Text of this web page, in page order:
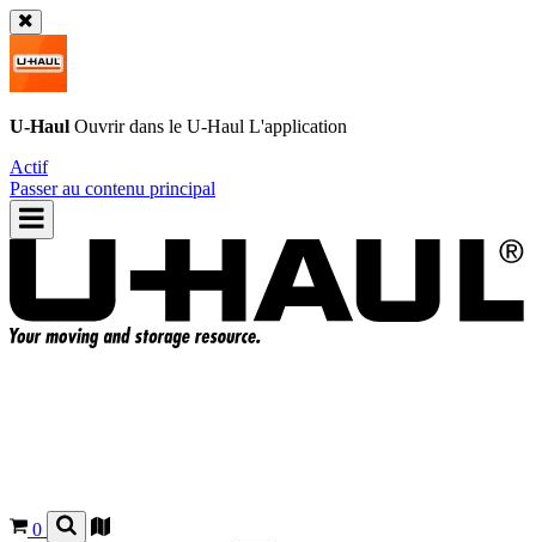
U-Haul Ouvrir dans le U-Haul L'application
Actif
Passer au contenu principal
0